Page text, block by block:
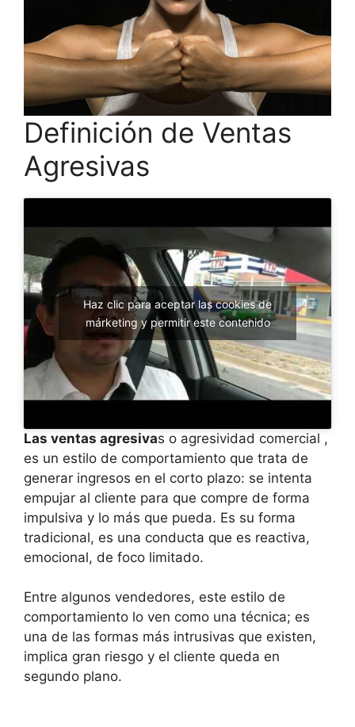
Definición de Ventas
Agresivas
Haz clic para aceptar las cookies de
márketing y permitir este contenido
Las ventas agresivas o agresividad comercial ,
es un estilo de comportamiento que trata de
generar ingresos en el corto plazo: se intenta
empujar al cliente para que compre de forma
impulsiva y lo más que pueda. Es su forma
tradicional, es una conducta que es reactiva,
emocional, de foco limitado.
Entre algunos vendedores, este estilo de
comportamiento lo ven como una técnica; es
una de las formas más intrusivas que existen,
implica gran riesgo y el cliente queda en
segundo plano.